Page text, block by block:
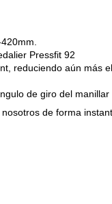
Pressfit 92
reduciendo aún más
de giro del manillar
de forma